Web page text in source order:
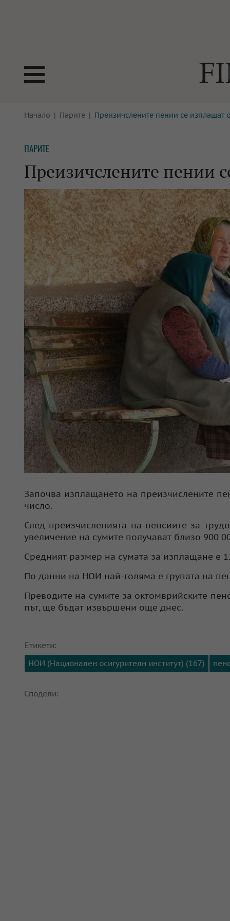
БОРСИ
КРИПТО
БАНКИ
ПАРИТЕ
ЗАСТРАХОВАНЕ
ЕНЕРГЕТИКА
ИМОТИ
Начало Парите Преизичслените пении се изплащат
ПАРИТЕ
Преизичслените пении
Започва изплащането на преизчислените
число.
След преизчисленията на пенсиите за
увеличение на сумите получават близо 900
Средният размер на сумата за изплащане е
По данни на НОИ най-голяма е групата на
Преводите на сумите за октомврийските
път, ще бъдат извършени още днес.
Етикети:
НОИ (Национален осигурителн институт) (167)
Сподели: